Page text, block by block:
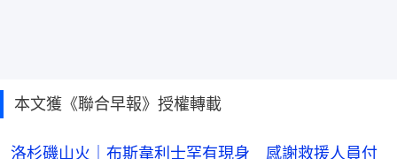
本文獲《聯合早報》授權轉載
洛杉磯山火｜布斯韋利士罕有現身 感謝救援人員付